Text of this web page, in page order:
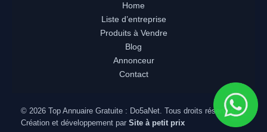
Home
Liste d’entreprise
Produits à Vendre
Blog
Annonceur
Contact
© 2026 Top Annuaire Gratuite : Do5aNet. Tous droits réservés.
Création et développement par Site à petit prix